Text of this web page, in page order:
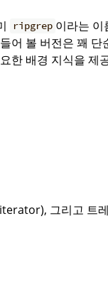
ripgrep 이라는 이
어 볼 버전은 꽤 단
한 배경 지식을 제
그리고 트